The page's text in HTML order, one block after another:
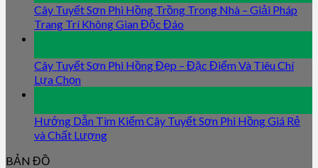
Cây Tuyết Sơn Phi Hồng Trồng Trong Nhà – Giải Pháp
Trang Trí Không Gian Độc Đáo
Cây Tuyết Sơn Phi Hồng Đẹp – Đặc Điểm Và Tiêu Chí
Lựa Chọn
Hướng Dẫn Tìm Kiếm Cây Tuyết Sơn Phi Hồng Giá Rẻ
và Chất Lượng
BẢN ĐỒ